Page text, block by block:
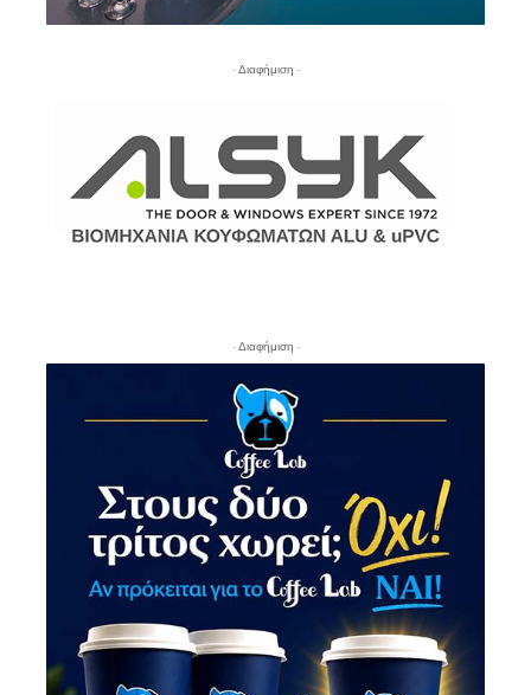
- Διαφήμιση -
- Διαφήμιση -